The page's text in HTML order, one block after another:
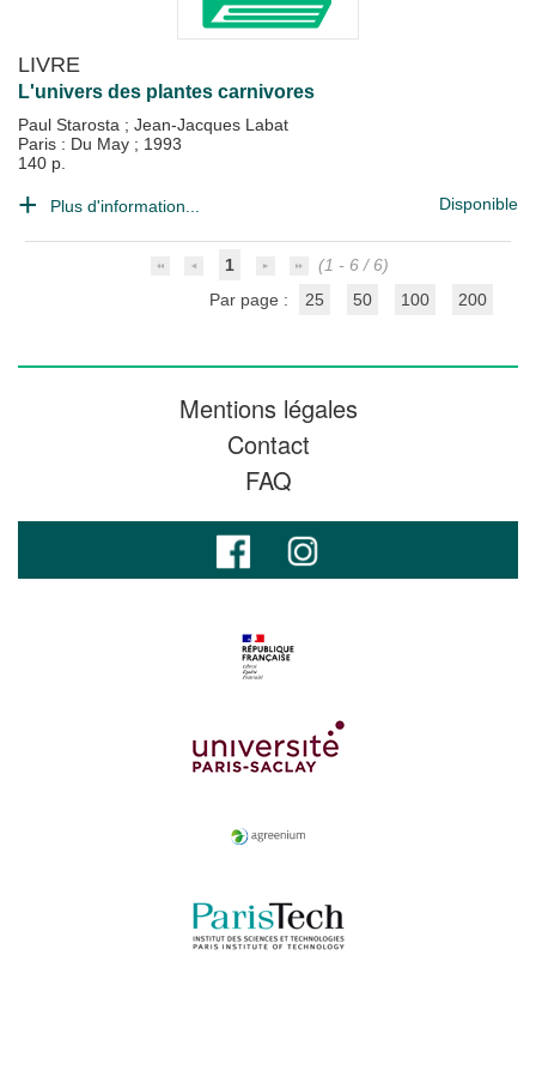
LIVRE
L'univers des plantes carnivores
Paul Starosta ; Jean-Jacques Labat
Paris : Du May ; 1993
140 p.
Plus d'information... Disponible
1
(1 - 6 / 6)
Par page :
25 50 100 200
Mentions légales
Contact
FAQ